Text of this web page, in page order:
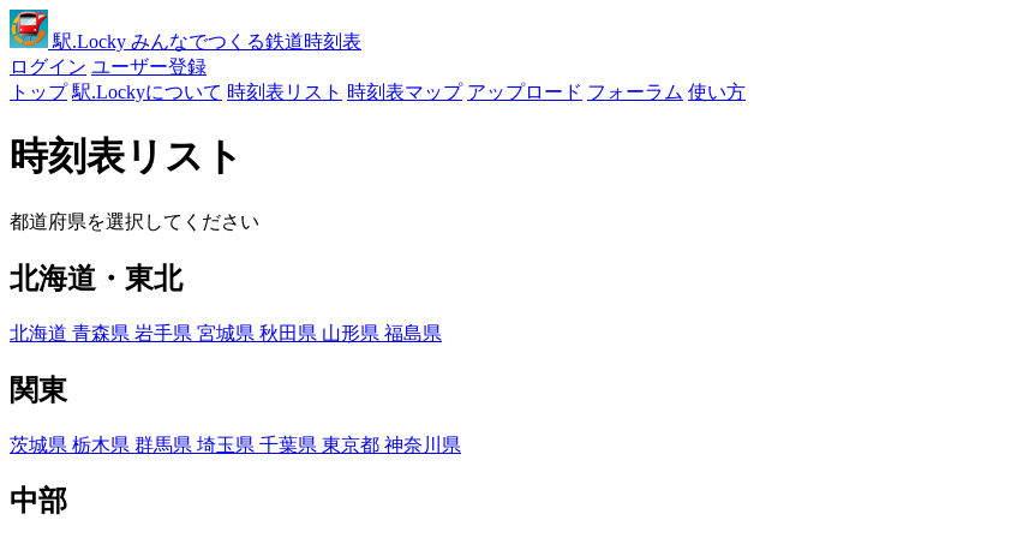
駅.Locky みんなでつくる鉄道時刻表
ログイン ユーザー登録
トップ 駅.Lockyについて 時刻表リスト 時刻表マップ アップロード フォーラム 使い方
時刻表リスト
都道府県を選択してください
北海道・東北
北海道 青森県 岩手県 宮城県 秋田県 山形県 福島県
関東
茨城県 栃木県 群馬県 埼玉県 千葉県 東京都 神奈川県
中部